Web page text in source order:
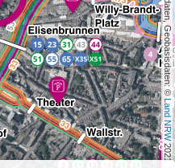
, Kartendaten, Geobasisdaten: ©
Land NRW